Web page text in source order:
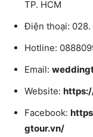
TP. HCM
Điện thoại:
Hotline:
Email:
Website:
Facebook:
gtour.vn/